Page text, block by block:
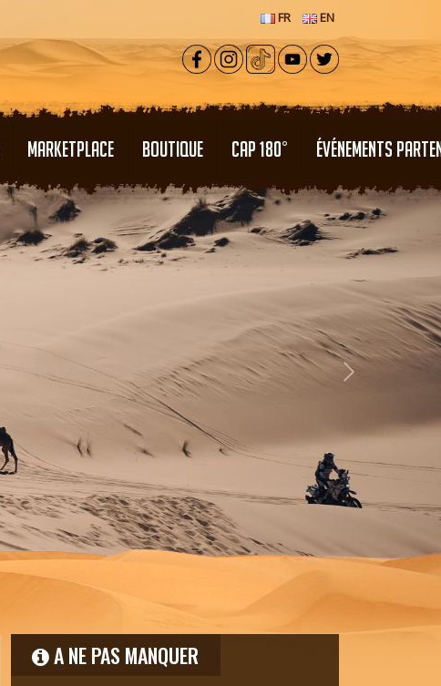
FR EN
MARKETPLACE BOUTIQUE CAP 180° ÉVÉNEMENTS
Next
A NE PAS MANQUER